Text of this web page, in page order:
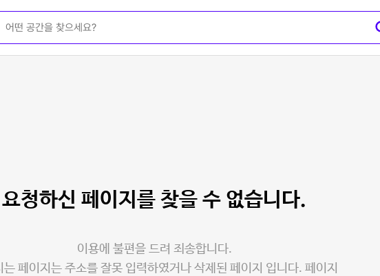
요청하신 페이지를 찾을 수 없습니다.
이용에 불편을 드려 죄송합니다.
는 페이지는 주소를 잘못 입력하였거나 삭제된 페이지 입니다. 페이지